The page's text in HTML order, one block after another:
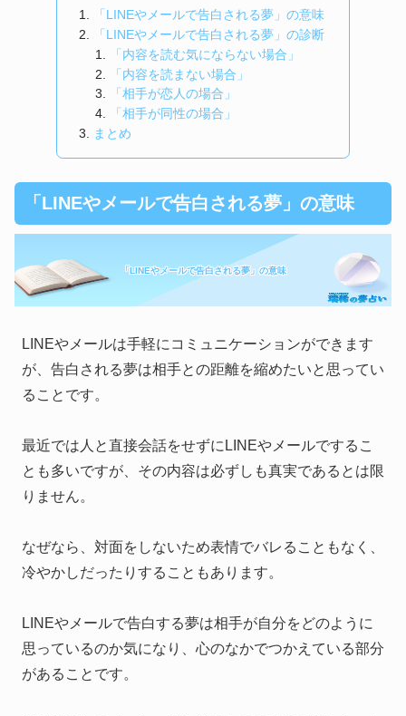
「LINEやメールで告白される夢」の意味
「LINEやメールで告白される夢」の診断
「内容を読む気にならない場合」
「内容を読まない場合」
「相手が恋人の場合」
「相手が同性の場合」
まとめ
「LINEやメールで告白される夢」の意味
「LINEやメールで告白される夢」の意味
LINEやメールは手軽にコミュニケーションができます
が、告白される夢は相手との距離を縮めたいと思ってい
ることです。
最近では人と直接会話をせずにLINEやメールでするこ
とも多いですが、その内容は必ずしも真実であるとは限
りません。
なぜなら、対面をしないため表情でバレることもなく、
冷やかしだったりすることもあります。
LINEやメールで告白する夢は相手が自分をどのように
思っているのか気になり、心のなかでつかえている部分
があることです。